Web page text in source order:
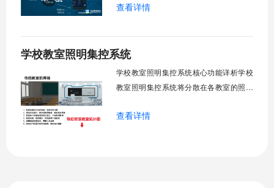
管理全校空调设备，远程监控运行状态，
警。管理人员通过平台统一管控，减少人
工巡检工作量，延长设备使用寿命，节约
运营成本，为师生创造良好学习环境。
一、集中
查看详情
学校教室照明集控系统
学校教室照明集控系统核心功能详析学校
教室照明集控系统将分散在各教室的照明
关、按需调光、定时策略、能耗监测、故
查看详情